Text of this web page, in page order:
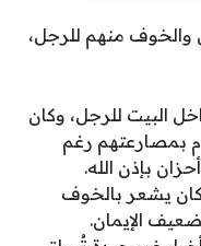
والخوف منهم للرجل،
البيت للرجل، وكان
بمصارعتهم رغم
بإذن الله.
يشعر بالخوف
ضعيف الإيمان.